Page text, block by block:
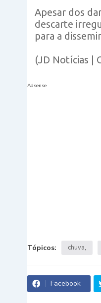
Apesar dos
descarte
para a
(JD Notícias |
Adsense
Tópicos: chuva
Facebook